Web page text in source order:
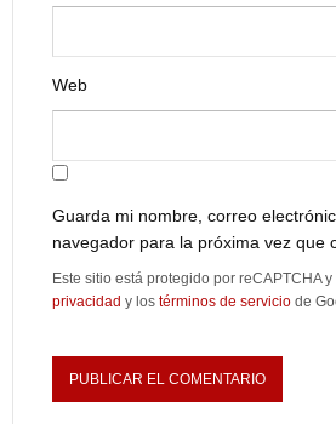
Web
Guarda mi nombre, correo
navegador para la próxima vez que
Este sitio está protegido por reCAPTCHA
privacidad y los términos de servicio de